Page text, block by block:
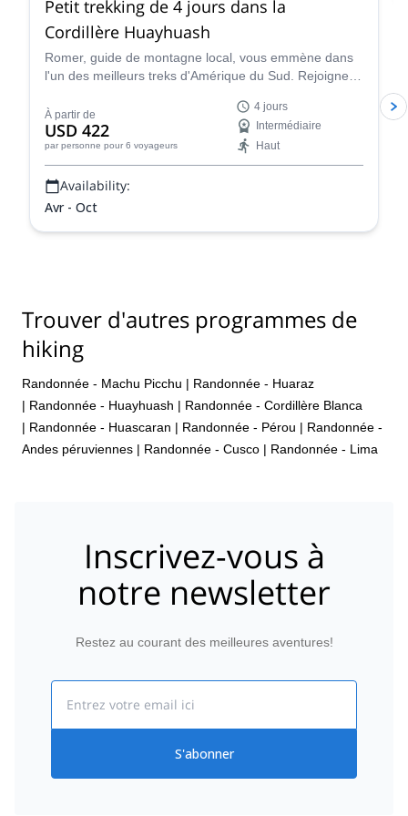
Petit trekking de 4 jours dans la
Cordillère Huayhuash
Romer, guide de montagne local, vous emmène dans
l'un des meilleurs treks d'Amérique du Sud. Rejoignez-
Cordillère péruvienne Huayhuash !
À partir de
USD 422
par personne pour 6 voyageurs
4 jours
Intermédiaire
Haut
Availability:
Avr - Oct
Trouver d'autres programmes de
hiking
Randonnée - Machu Picchu | Randonnée - Huaraz
| Randonnée - Huayhuash | Randonnée - Cordillère Blanca
| Randonnée - Huascaran | Randonnée - Pérou | Randonnée -
Andes péruviennes | Randonnée - Cusco | Randonnée - Lima
Inscrivez-vous à
notre newsletter
Restez au courant des meilleures aventures!
S'abonner